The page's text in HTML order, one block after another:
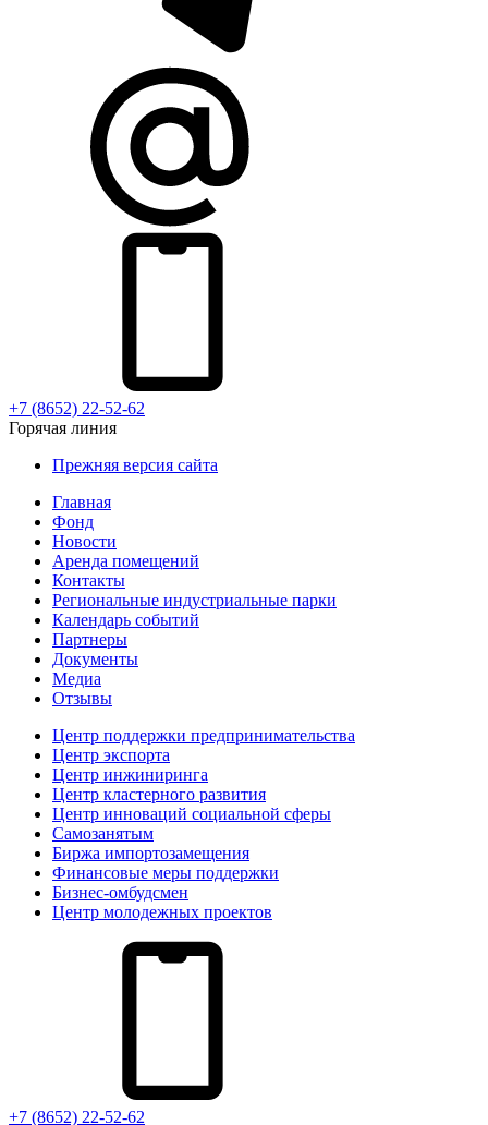
+7 (8652) 22-52-62
Горячая линия
Прежняя версия сайта
Главная
Фонд
Новости
Аренда помещений
Контакты
Региональные индустриальные парки
Календарь событий
Партнеры
Документы
Медиа
Отзывы
Центр поддержки предпринимательства
Центр экспорта
Центр инжиниринга
Центр кластерного развития
Центр инноваций социальной сферы
Cамозанятым
Биржа импортозамещения
Финансовые меры поддержки
Бизнес-омбудсмен
Центр молодежных проектов
+7 (8652) 22-52-62